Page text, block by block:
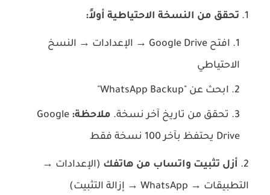
تحقق من النسخة الاحتياطية أولاً:
افتح Google Drive → الإعدادات → النسخ
الاحتياطي
ابحث عن "WhatsApp Backup"
تحقق من تاريخ آخر نسخة.ملاحظة: Google
Drive يحتفظ بآخر 100 نسخة فقط
أزل تثبيت واتساب من هاتفك(الإعدادات →
التطبيقات → WhatsApp → إزالة التثبيت)